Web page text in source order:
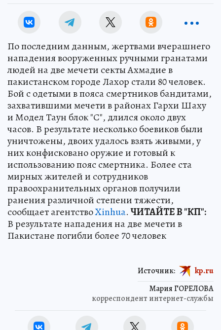
По последним данным, жертвами вчерашнего
нападения вооруженных ручными гранатами
людей на две мечети секты Ахмадие в
пакистанском городе Лахор стали 80 человек.
Бой с одетыми в пояса смертников бандитами,
захватившими мечети в районах Гархи Шаху
и Модел Таун блок "С", длился около двух
часов. В результате несколько боевиков были
уничтожены, двоих удалось взять живыми, у
них конфисковано оружие и готовый к
использованию пояс смертника. Более ста
мирных жителей и сотрудников
правоохранительных органов получили
ранения различной степени тяжести,
сообщает агентствоXinhua. ЧИТАЙТЕ В "КП":
В результате нападения на две мечети в
Пакистане погибли более 70 человек
Мария ГОРЕЛОВА
корреспондент интернет-службы
Источник: kp.ru